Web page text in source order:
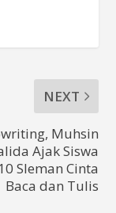
NEXT
Muhsin
Ajak Siswa
Sleman Cinta
Baca dan Tulis